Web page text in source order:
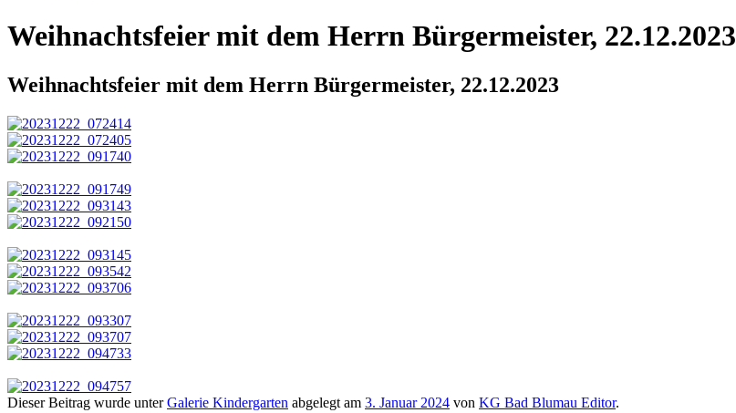
Weihnachtsfeier mit dem Herrn Bürgermeister, 22.12.2023
Weihnachtsfeier mit dem Herrn Bürgermeister, 22.12.2023
Dieser Beitrag wurde unterGalerie Kindergarten abgelegt am 3. Januar 2024 von KG Bad Blumau Editor.